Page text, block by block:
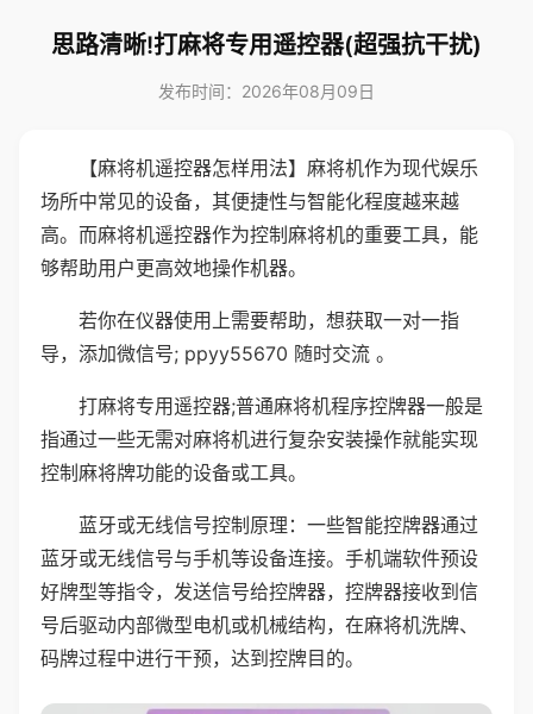
思路清晰!打麻将专用遥控器(超强抗干扰)
发布时间：2026年08月09日
【麻将机遥控器怎样用法】麻将机作为现代娱乐
场所中常见的设备，其便捷性与智能化程度越来越
高。而麻将机遥控器作为控制麻将机的重要工具，能
够帮助用户更高效地操作机器。
若你在仪器使用上需要帮助，想获取一对一指
导，添加微信号; ppyy55670 随时交流 。
打麻将专用遥控器;普通麻将机程序控牌器一般是
指通过一些无需对麻将机进行复杂安装操作就能实现
控制麻将牌功能的设备或工具。
蓝牙或无线信号控制原理：一些智能控牌器通过
蓝牙或无线信号与手机等设备连接。手机端软件预设
好牌型等指令，发送信号给控牌器，控牌器接收到信
号后驱动内部微型电机或机械结构，在麻将机洗牌、
码牌过程中进行干预，达到控牌目的。